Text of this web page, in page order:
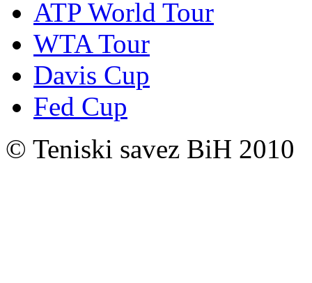
ATP World Tour
WTA Tour
Davis Cup
Fed Cup
© Teniski savez BiH 2010